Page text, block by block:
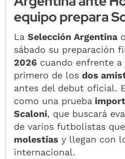
equipo prepara
LaSelección Argentina
sábado su preparación
2026 cuando enfrente a
primero de losdos
antes del debut oficial.
como una prueba
Scaloni, que buscará
de varios futbolistas
molestias y llegan con
internacional.